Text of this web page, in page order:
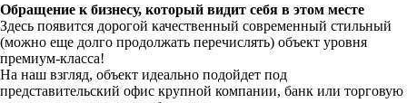
Обращение к бизнесу, который видит себя в этом месте
Здесь появится дорогой качественный современный стильный
(можно еще долго продолжать перечислять) объект уровня
премиум-класса!
На наш взгляд, объект идеально подойдет под
представительский офис крупной компании, банк или торговую